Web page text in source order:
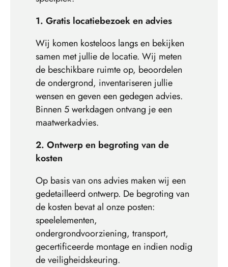
1. Gratis locatiebezoek en advies
Wij komen kosteloos langs en bekijken
samen met jullie de locatie. Wij meten
de beschikbare ruimte op, beoordelen
de ondergrond, inventariseren jullie
wensen en geven een gedegen advies.
Binnen 5 werkdagen ontvang je een
maatwerkadvies.
2. Ontwerp en begroting van de
kosten
Op basis van ons advies maken wij een
gedetailleerd ontwerp. De begroting van
de kosten bevat al onze posten:
speelelementen,
ondergrondvoorziening, transport,
gecertificeerde montage en indien nodig
de veiligheidskeuring.